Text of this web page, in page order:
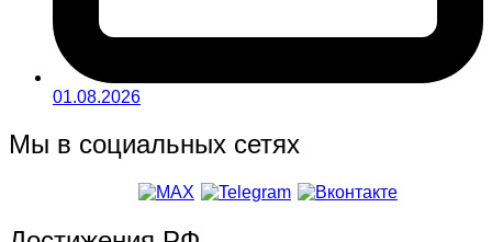
01.08.2026
Мы в социальных сетях